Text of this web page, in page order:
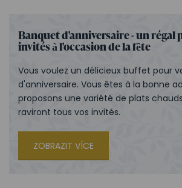
Banquet d'anniversaire - un régal
invités à l'occasion de la fête
Vous voulez un délicieux buffet pour
d'anniversaire. Vous êtes à la bonne
proposons une variété de plats
raviront tous vos invités.
ZOBRAZIT VÍCE